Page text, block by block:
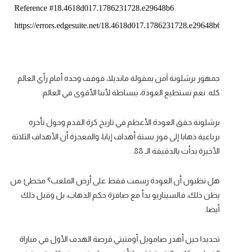
جمهور برشلونة آمن بمقولة مانديلا، فوقف وحده أمام رأي العالم
كله. نعم نستطيع العودة، ببساطة لأننا الأقوى في العالم.
برشلونة حقق العودة الأعظم في تاريخ كرة القدم وحول تأخره
برباعية ذهابا إلى فوز بستة أهداف إيابا، والمعجزة أن الأهداف الثلاثة
الأخيرة بدأت بالدقيقة الـ 88.
هل تظنون أن العودة رسمت فقط على أرض الملعب؟ مخطئ من
يظن ذلك، فالسيناريو بدأ مع صافرة حكم الذهاب، بل وقبل ذلك
أيضا.
تحديدا حين أهدر صامويل أومتيتي فرصة الهدف الأول في مباراة